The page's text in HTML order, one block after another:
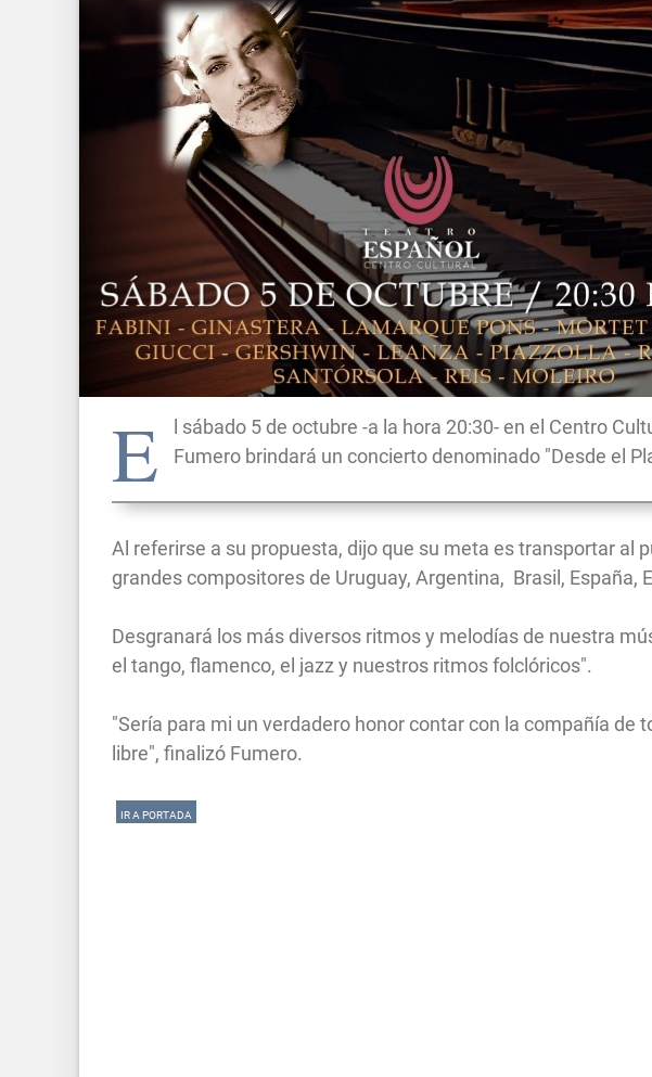
E
l sábado 5 de octubre -a la hora 20:30- en el Centro
Fumero brindará un concierto denominado "Desde el
Al referirse a su propuesta, dijo que su meta es transportar al
grandes compositores de Uruguay, Argentina, Brasil, España,
Desgranará los más diversos ritmos y melodías de nuestra
el tango, flamenco, el jazz y nuestros ritmos folclóricos".
"Sería para mi un verdadero honor contar con la compañía de
libre", finalizó Fumero.
IR A PORTADA